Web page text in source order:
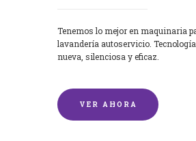
Tenemos lo mejor en maquinaria
lavandería autoservicio.
nueva, silenciosa y eficaz.
VER AHORA